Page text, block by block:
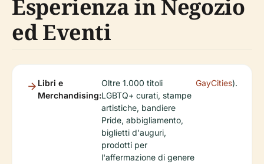
Esperienza in Negozio
ed Eventi
Libri e
Merchandising:
Oltre 1.000 titoli
LGBTQ+ curati, stampe
artistiche, bandiere
Pride, abbigliamento,
biglietti d'auguri,
prodotti per
l'affermazione di genere
GayCities).